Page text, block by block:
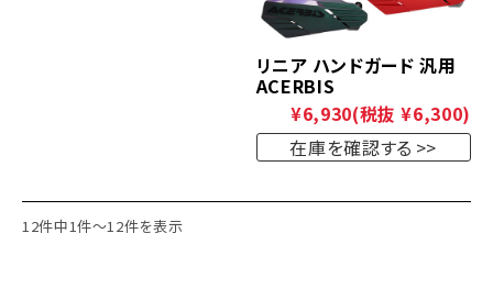
リニア ハンドガード 汎用
ACERBIS
¥6,930(税抜 ¥6,300)
在庫を確認する
12件中1件～12件を表示